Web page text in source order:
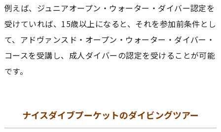
例えば、ジュニアオープン・ウォーター・ダイバー認定を
受けていれば、15歳以上になると、それを参加前条件とし
て、アドヴァンスド・オープン・ウォーター・ダイバー・
コースを受講し、成人ダイバーの認定を受けることが可能
です。
ナイスダイブプーケットのダイビングツアー